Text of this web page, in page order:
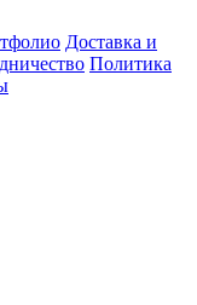
Доставка и
Политика